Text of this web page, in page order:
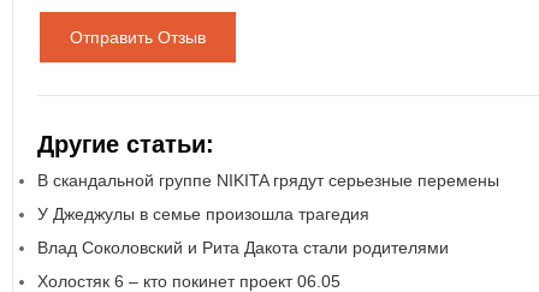
Отправить Отзыв
Другие статьи:
В скандальной группе NIKITA грядут серьезные перемены
У Джеджулы в семье произошла трагедия
Влад Соколовский и Рита Дакота стали родителями
Холостяк 6 – кто покинет проект 06.05